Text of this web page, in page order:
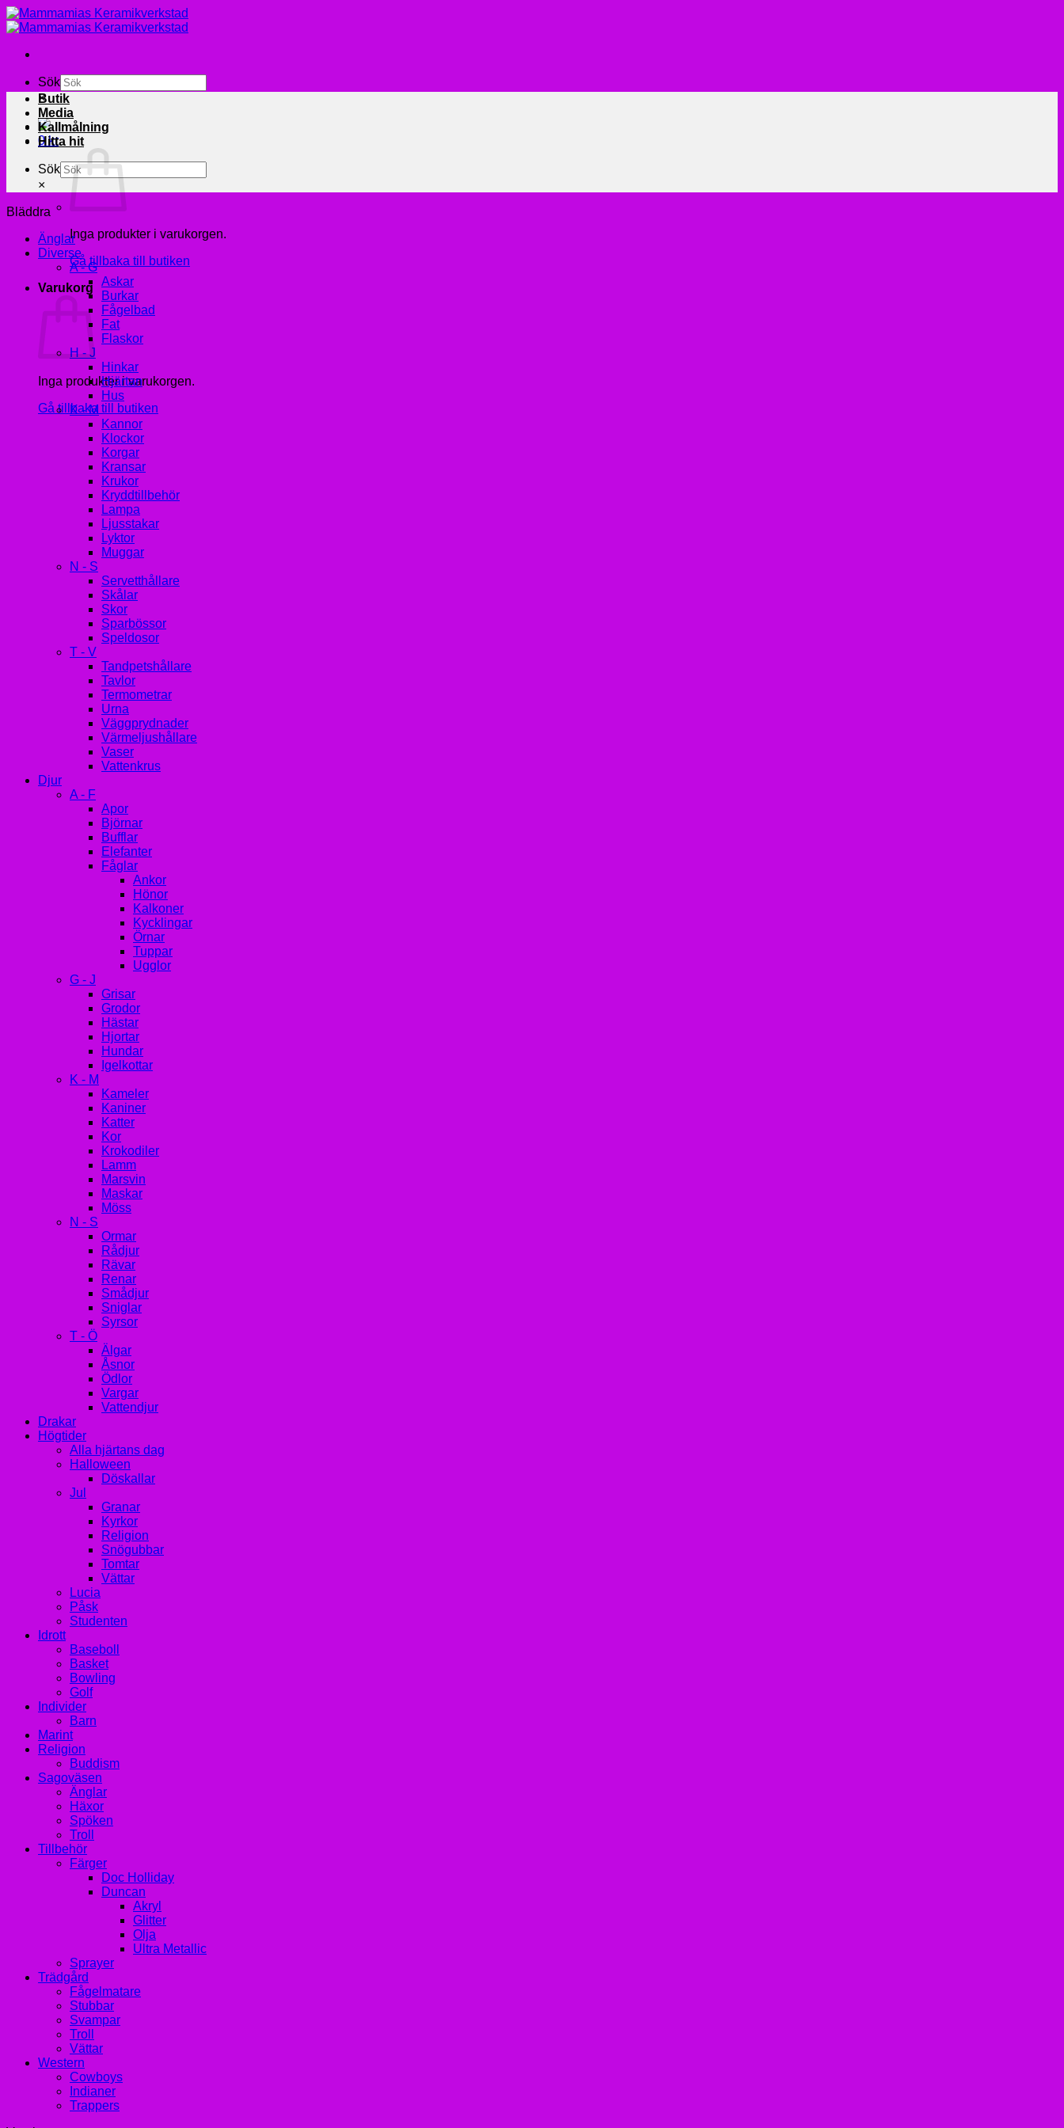
Skip
to
Sök
×
0kr
Inga produkter i varukorgen.
Gå tillbaka till butiken
Varukorg
Inga produkter i varukorgen.
Gå tillbaka till butiken
Butik
Media
Kallmålning
Hitta hit
Sök
×
Bläddra
Änglar
Diverse
A - G
Askar
Burkar
Fågelbad
Fat
Flaskor
H - J
Hinkar
Hjärtan
Hus
K - M
Kannor
Klockor
Korgar
Kransar
Krukor
Kryddtillbehör
Lampa
Ljusstakar
Lyktor
Muggar
N - S
Servetthållare
Skålar
Skor
Sparbössor
Speldosor
T - V
Tandpetshållare
Tavlor
Termometrar
Urna
Väggprydnader
Värmeljushållare
Vaser
Vattenkrus
Djur
A - F
Apor
Björnar
Bufflar
Elefanter
Fåglar
Ankor
Hönor
Kalkoner
Kycklingar
Örnar
Tuppar
Ugglor
G - J
Grisar
Grodor
Hästar
Hjortar
Hundar
Igelkottar
K - M
Kameler
Kaniner
Katter
Kor
Krokodiler
Lamm
Marsvin
Maskar
Möss
N - S
Ormar
Rådjur
Rävar
Renar
Smådjur
Sniglar
Syrsor
T - Ö
Älgar
Åsnor
Ödlor
Vargar
Vattendjur
Drakar
Högtider
Alla hjärtans dag
Halloween
Döskallar
Jul
Granar
Kyrkor
Religion
Snögubbar
Tomtar
Vättar
Lucia
Påsk
Studenten
Idrott
Baseboll
Basket
Bowling
Golf
Individer
Barn
Marint
Religion
Buddism
Sagoväsen
Änglar
Häxor
Spöken
Troll
Tillbehör
Färger
Doc Holliday
Duncan
Akryl
Glitter
Olja
Ultra Metallic
Sprayer
Trädgård
Fågelmatare
Stubbar
Svampar
Troll
Vättar
Western
Cowboys
Indianer
Trappers